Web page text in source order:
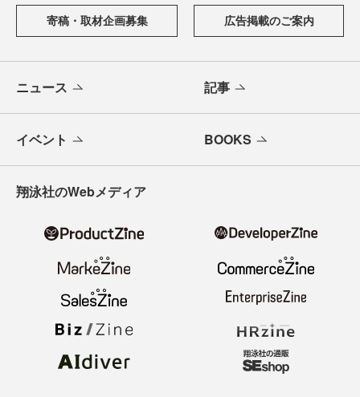
寄稿・取材企画募集 広告掲載のご案内
ニュース 記事
イベント BOOKS
翔泳社のWebメディア